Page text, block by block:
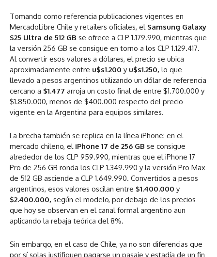
Tomando como referencia publicaciones vigentes en
MercadoLibre Chile y retailers oficiales, el Samsung Galaxy
S25 Ultra de 512 GB se ofrece a CLP 1.179.990, mientras que
la versión 256 GB se consigue en torno a los CLP 1.129.417.
Al convertir esos valores a dólares, el precio se ubica
aproximadamente entre u$s1.200 y u$s1.250, lo que
llevado a pesos argentinos utilizando un dólar de referencia
cercano a $1.477 arroja un costo final de entre $1.700.000 y
$1.850.000, menos de $400.000 respecto del precio
vigente en la Argentina para equipos similares.
La brecha también se replica en la línea iPhone: en el
mercado chileno, el iPhone 17 de 256 GB se consigue
alrededor de los CLP 959.990, mientras que el iPhone 17
Pro de 256 GB ronda los CLP 1.349.990 y la versión Pro Max
de 512 GB asciende a CLP 1.649.990. Convertidos a pesos
argentinos, esos valores oscilan entre $1.400.000 y
$2.400.000, según el modelo, por debajo de los precios
que hoy se observan en el canal formal argentino aun
aplicando la rebaja teórica del 8%.
Sin embargo, en el caso de Chile, ya no son diferencias que
por sí solas justifiquen pagarse un pasaje y estadía de un fin